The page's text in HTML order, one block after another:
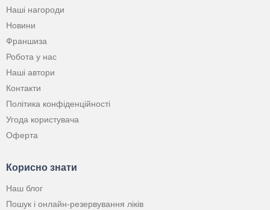
Наші нагороди
Новини
Франшиза
Робота у нас
Наші автори
Контакти
Політика конфіденційності
Угода користувача
Оферта
Корисно знати
Наш блог
Пошук і онлайн-резервування ліків